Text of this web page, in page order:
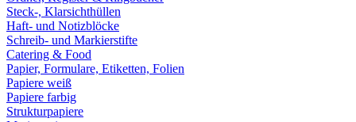
Steck-, Klarsichthüllen
Haft- und Notizblöcke
Schreib- und Markierstifte
Catering & Food
Papier, Formulare, Etiketten, Folien
Papiere weiß
Papiere farbig
Strukturpapiere